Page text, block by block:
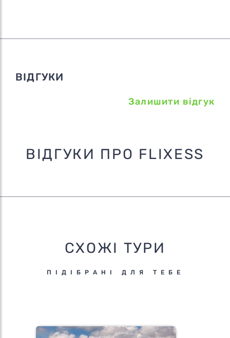
ВІДГУКИ
Залишити відгук
ВІДГУКИ ПРО FLIXESS
СХОЖІ ТУРИ
ПІДІБРАНІ ДЛЯ ТЕБЕ